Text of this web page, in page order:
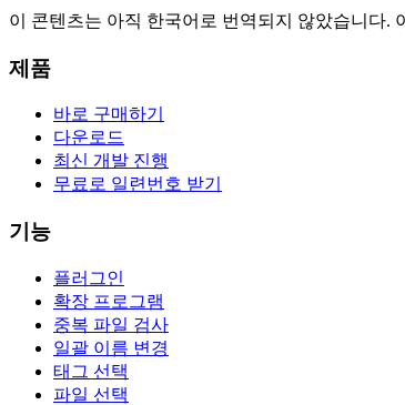
이 콘텐츠는 아직 한국어로 번역되지 않았습니다.
제품
바로 구매하기
다운로드
최신 개발 진행
무료로 일련번호 받기
기능
플러그인
확장 프로그램
중복 파일 검사
일괄 이름 변경
태그 선택
파일 선택